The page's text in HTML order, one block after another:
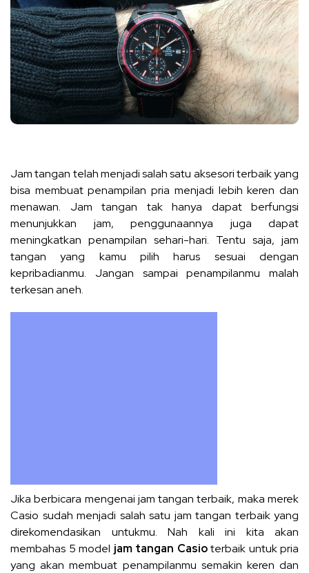
Jam tangan telah menjadi salah satu aksesori terbaik yang
bisa membuat penampilan pria menjadi lebih keren dan
menawan. Jam tangan tak hanya dapat berfungsi
menunjukkan jam, penggunaannya juga dapat
meningkatkan penampilan sehari-hari. Tentu saja, jam
tangan yang kamu pilih harus sesuai dengan
kepribadianmu. Jangan sampai penampilanmu malah
terkesan aneh.
Jika berbicara mengenai jam tangan terbaik, maka merek
Casio sudah menjadi salah satu jam tangan terbaik yang
direkomendasikan untukmu. Nah kali ini kita akan
membahas 5 model jam tangan Casioterbaik untuk pria
yang akan membuat penampilanmu semakin keren dan